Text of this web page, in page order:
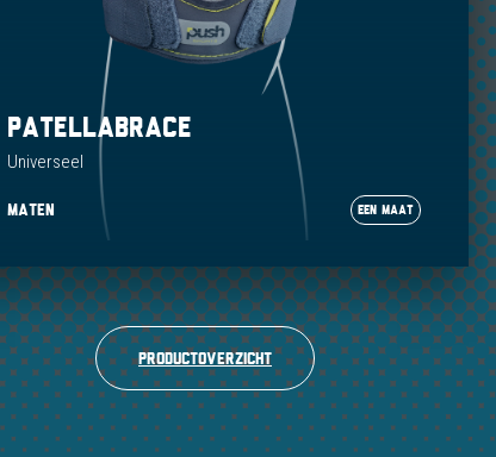
PATELLABRACE
Universeel
MATEN EEN MAAT
Productoverzicht